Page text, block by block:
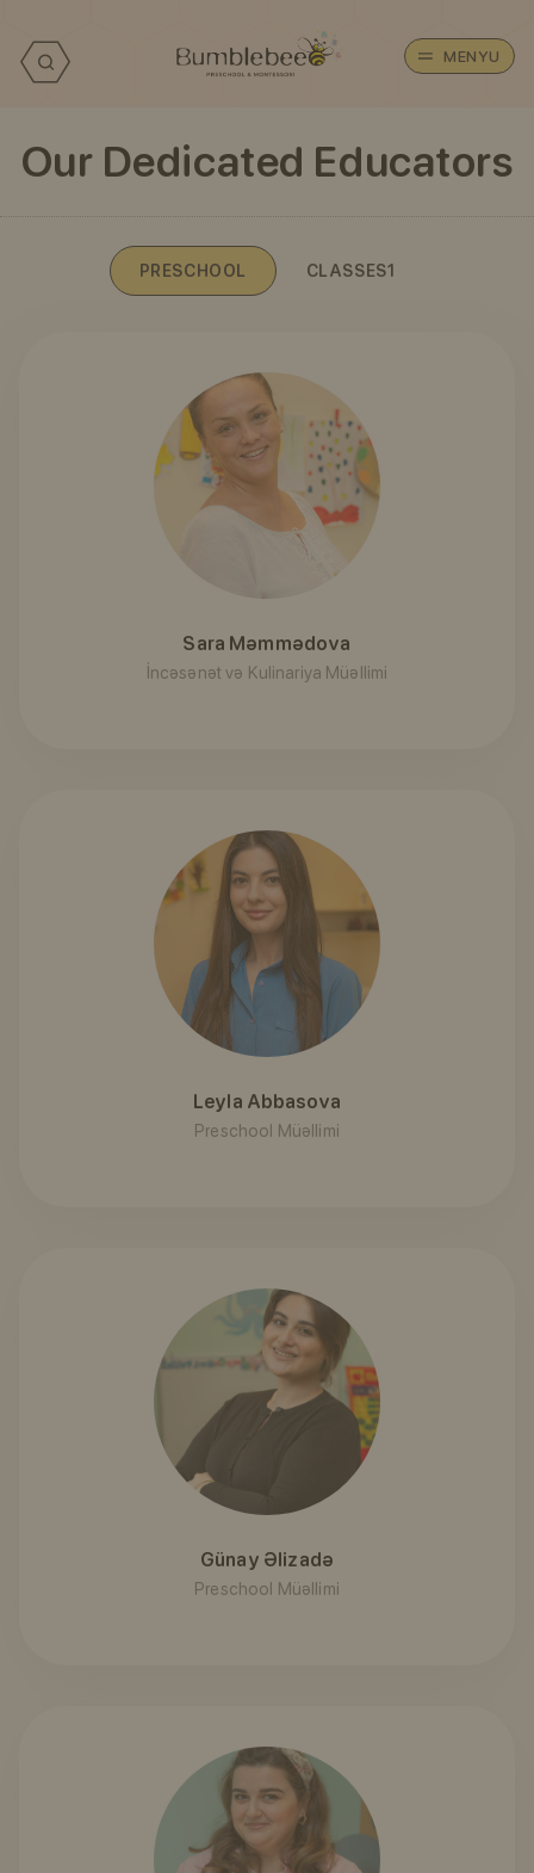
MENYU
Our Dedicated Educators
PRESCHOOL CLASSES1
Sara Məmmədova
İncəsənət və Kulinariya Müəllimi
Leyla Abbasova
Preschool Müəllimi
Günay Əlizadə
Preschool Müəllimi